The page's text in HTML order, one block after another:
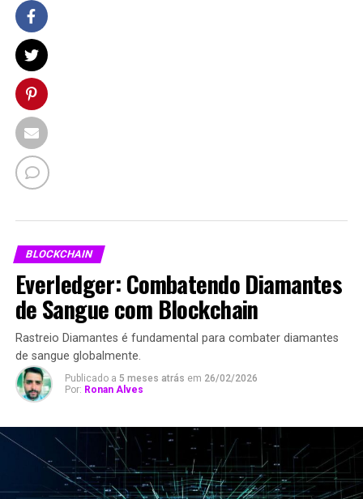
BLOCKCHAIN
Everledger: Combatendo Diamantes
de Sangue com Blockchain
Rastreio Diamantes é fundamental para combater diamantes
de sangue globalmente.
Publicado a 5 meses atrás em 26/02/2026
Por: Ronan Alves